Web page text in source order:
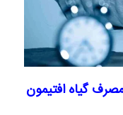
گیاه افتیمون